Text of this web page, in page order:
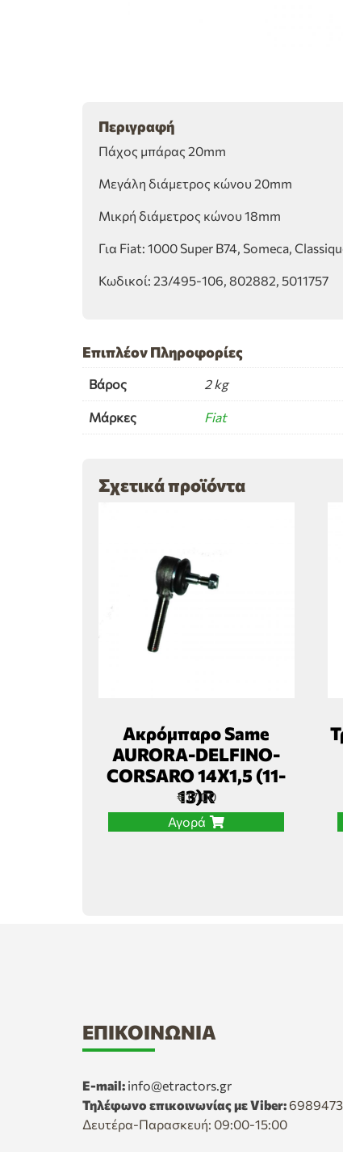
Περιγραφή
Πάχος μπάρας 20mm
Μεγάλη διάμετρος κώνου 20mm
Μικρή διάμετρος κώνου 18mm
Για Fiat: 1000 Super B74, Someca,
Κωδικοί: 23/495-106, 802882, 5011757
Επιπλέον Πληροφορίες
Βάρος 2 kg
Μάρκες Fiat
Σχετικά προϊόντα
Ακρόμπαρο Same
AURORA-DELFINO-
CORSARO 14Χ1,5 (11-
13)R
€17,00
Αγορά
ΕΠΙΚΟΙΝΩΝΊΑ
E-mail: info@etractors.gr
Τηλέφωνο επικοινωνίας με Viber:
Δευτέρα-Παρασκευή: 09:00-15:00